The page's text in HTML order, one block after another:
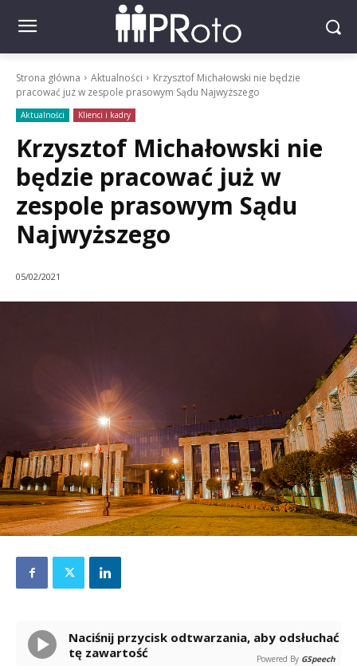
Strona główna Aktualności
Krzysztof Michałowski nie będzie
pracować już w zespole prasowym Sądu Najwyższego
Aktualności Klienci i kadry
Krzysztof Michałowski nie
będzie pracować już w
zespole prasowym Sądu
Najwyższego
05/02/2021
Naciśnij przycisk odtwarzania, aby odsłuchać
tę zawartość
Powered By GSpeech